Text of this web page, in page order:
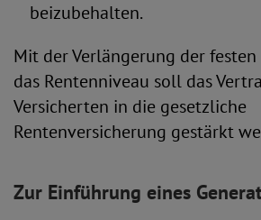
beizubehalten.
Mit der Verlängerung der
das Rentenniveau soll das
Versicherten in die gesetzliche
Rentenversicherung gestärkt
Zur Einführung eines